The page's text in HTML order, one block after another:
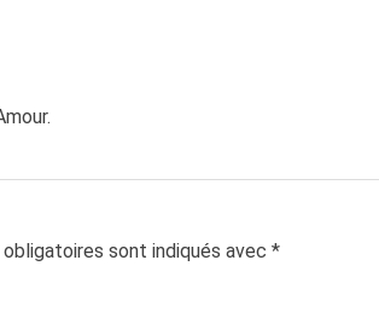
sont indiqués avec *